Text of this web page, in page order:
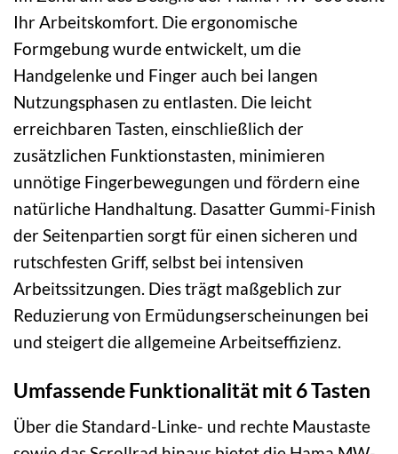
Ihr Arbeitskomfort. Die ergonomische
Formgebung wurde entwickelt, um die
Handgelenke und Finger auch bei langen
Nutzungsphasen zu entlasten. Die leicht
erreichbaren Tasten, einschließlich der
zusätzlichen Funktionstasten, minimieren
unnötige Fingerbewegungen und fördern eine
natürliche Handhaltung. Dasatter Gummi-Finish
der Seitenpartien sorgt für einen sicheren und
rutschfesten Griff, selbst bei intensiven
Arbeitssitzungen. Dies trägt maßgeblich zur
Reduzierung von Ermüdungserscheinungen bei
und steigert die allgemeine Arbeitseffizienz.
Umfassende Funktionalität mit 6 Tasten
Über die Standard-Linke- und rechte Maustaste